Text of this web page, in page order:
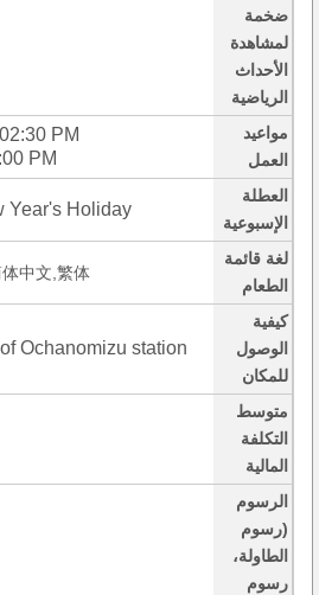
ضخمة
لمشاهدة
الأحداث
الرياضية
مواعيد
العمل
PM
PM
العطلة
الإسبوعية
Year's Holiday
لغة قائمة
الطعام
中文,繁体
كيفية
الوصول
للمكان
Ochanomizu station
متوسط
التكلفة
المالية
الرسوم
(رسوم
الطاولة،
رسوم